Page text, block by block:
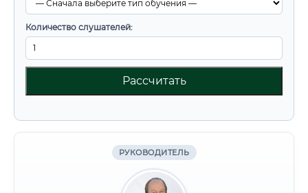
Количество слушателей:
Рассчитать
РУКОВОДИТЕЛЬ